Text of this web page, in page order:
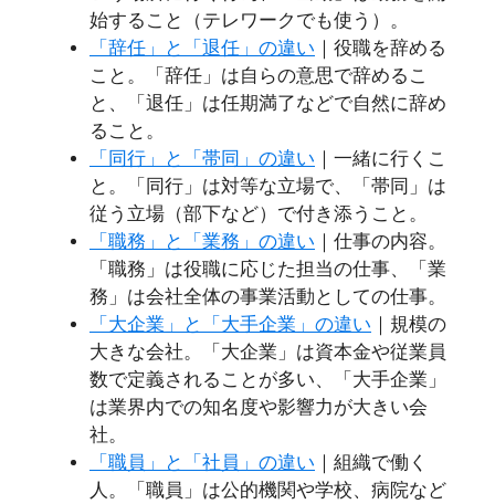
始すること（テレワークでも使う）。
「辞任」と「退任」の違い ｜役職を辞める
こと。「辞任」は自らの意思で辞めるこ
と、「退任」は任期満了などで自然に辞め
ること。
「同行」と「帯同」の違い ｜一緒に行くこ
と。「同行」は対等な立場で、「帯同」は
従う立場（部下など）で付き添うこと。
「職務」と「業務」の違い ｜仕事の内容。
「職務」は役職に応じた担当の仕事、「業
務」は会社全体の事業活動としての仕事。
「大企業」と「大手企業」の違い ｜規模の
大きな会社。「大企業」は資本金や従業員
数で定義されることが多い、「大手企業」
は業界内での知名度や影響力が大きい会
社。
「職員」と「社員」の違い ｜組織で働く
人。「職員」は公的機関や学校、病院など